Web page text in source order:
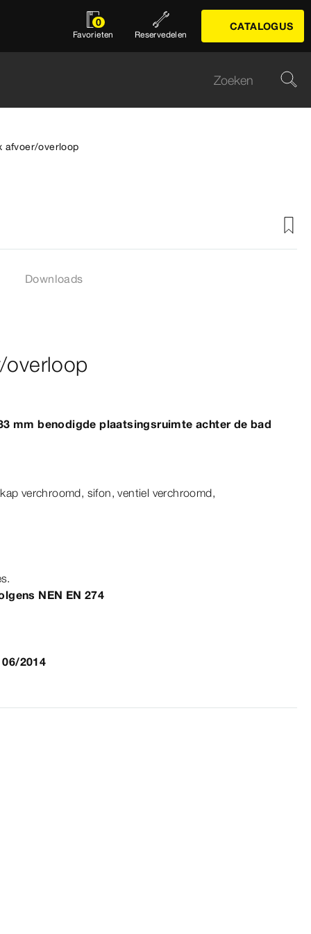
0
Favorieten Reservedelen
CATALOGUS
afvoer/overloop
Downloads
overloop
mm benodigde plaatsingsruimte achter de bad
verchroomd, sifon, ventiel verchroomd,
NEN EN 274
2014